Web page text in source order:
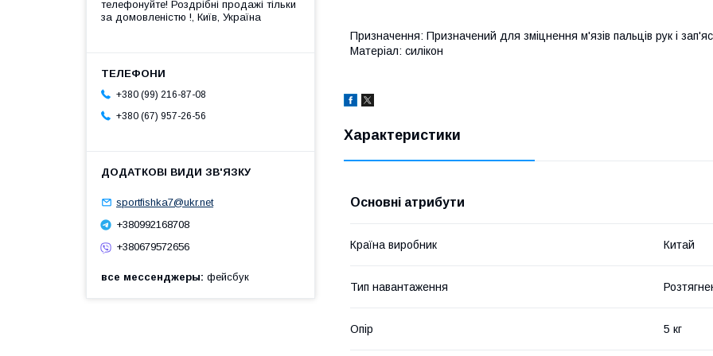
Призначення: Призначений для зміцнення м'язів пальців рук і
Матеріал: силікон
Характеристики
Основні атрибути
Країна виробник Китай
Тип навантаження
Опір 5 кг
телефонуйте! Роздрібні продажі тiльки
за домовленістю !, Київ, Україна
+380 (99) 216-87-08
+380 (67) 957-26-56
sportfishka7@ukr.net
+380992168708
+380679572656
все мессенджеры фейсбук